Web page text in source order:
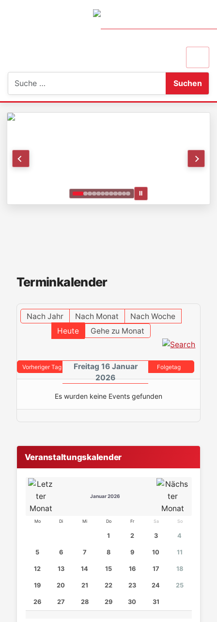
Suchen
Ⅱ
Terminkalender
Nach Jahr Nach Monat
Nach Woche
Heute
Gehe zu Monat
Vorheriger Tag
Freitag 16 Januar
2026
Folgetag
Es wurden keine Events gefunden
Veranstaltungskalender
Januar 2026
Mo Di Mi Do Fr Sa So
1 2 3 4
5 6 7 8 9 10 11
12 13 14 15 16 17 18
19 20 21 22 23 24 25
26 27 28 29 30 31